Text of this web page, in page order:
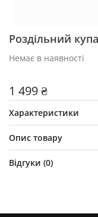
Роздільний
Немає в наявності
1 499 ₴
Характеристики
Опис товару
Відгуки (0)